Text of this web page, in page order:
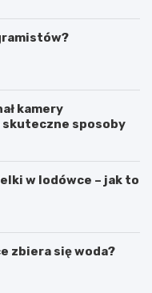
kamery
sposoby
w lodówce – jak to
zbiera się woda?